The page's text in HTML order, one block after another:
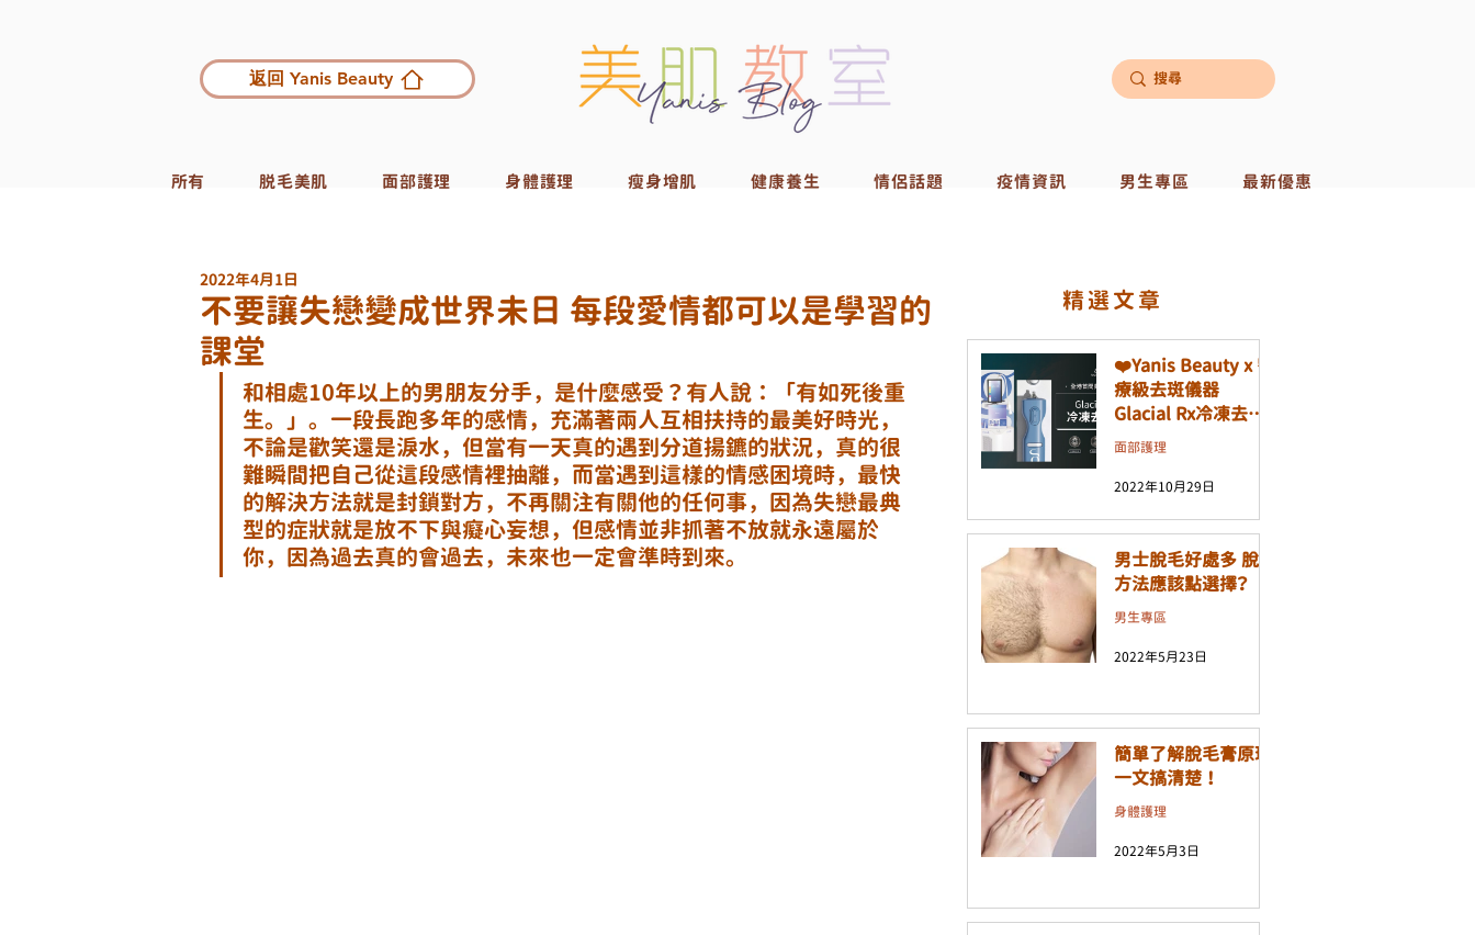
返回 Yanis Beauty
所有 脱毛美肌 面部護理 身體護理 瘦身增肌 健康養生 情侶話題 疫情資訊 男生專區 最新優惠
不要讓失戀變成世界未日 每段愛情都可以是學習的
課堂
2022年4月1日
和相處10年以上的男朋友分手，是什麼感受？有人說：「有如死後重
生。」。一段長跑多年的感情，充滿著兩人互相扶持的最美好時光，
不論是歡笑還是淚水，但當有一天真的遇到分道揚鑣的狀況，真的很
難瞬間把自己從這段感情裡抽離，而當遇到這樣的情感困境時，最快
的解決方法就是封鎖對方，不再關注有關他的任何事，因為失戀最典
型的症狀就是放不下與癡心妄想，但感情並非抓著不放就永遠屬於
你，因為過去真的會過去，未來也一定會準時到來。
​精選文章
❤️Yanis Beauty x 醫
療級去斑儀器
Glacial Rx冷凍去斑
機❤️
面部護理
2022年10月29日
男士脫毛好處多 脫毛
方法應該點選擇？
男生專區
2022年5月23日
簡單了解脫毛膏原理
一文搞清楚 ！
身體護理
2022年5月3日